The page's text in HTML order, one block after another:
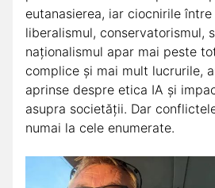
eutanasierea, iar ciocnirile
liberalismul, conservatorismul,
naționalismul apar mai peste
complice și mai mult lucrurile,
aprinse despre etica IA și
asupra societății. Dar
numai la cele enumerate.